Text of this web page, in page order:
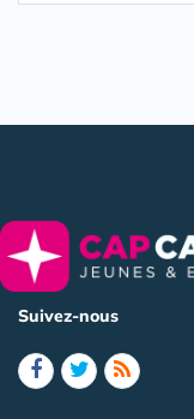
Suivez-nous